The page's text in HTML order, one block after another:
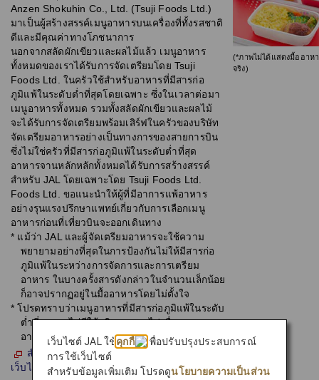
(*ภาพไม่ได้แสดงมื้ออาห
จริง)
Anzen Shokuhin Co., Ltd. (Tsuji Foods Ltd.)
มาเป็นผู้สร้างสรรค์เมนูอาหารบนเครื่องที่ทั้งรสชาติ
ดีและมีคุณค่าทางโภชนาการ
นอกจากสลัดผักเขียวและผลไม้แล้ว เมนูอาหาร
ทั้งหมดของเราได้รับการจัดเตรียมโดย Tsuji
Foods Ltd. ในครัวใช้สำหรับอาหารที่มีสารก่อ
ภูมิแพ้ในระดับต่ำที่สุดโดยเฉพาะ ซึ่งในเวลาต่อมา
เมนูอาหารทั้งหมด รวมทั้งสลัดผักเขียวและผลไม้
จะได้รับการจัดเตรียมพร้อมเสิร์ฟในครัวของบริษัท
จัดเตรียมอาหารอย่างเป็นทางการของสายการบิน
ซึ่งไม่ใช่ครัวที่มีสารก่อภูมิแพ้ในระดับต่ำที่สุด
อาหารจานหลักหลักทั้งหมดได้รับการสร้างสรรค์
สำหรับ JAL โดยเฉพาะโดย Tsuji Foods Ltd.
Foods Ltd. ขอแนะนำให้ผู้ที่มีอาการแพ้อาหาร
อย่างรุนแรงปรึกษาแพทย์เกี่ยวกับการเลือกเมนู
อาหารก่อนที่เที่ยวบินจะออกเดินทาง
* แม้ว่า JAL และผู้จัดเตรียมอาหารจะใช้ความ
พยายามอย่างที่สุดในการป้องกันไม่ให้มีสารก่อ
ภูมิแพ้ในระหว่างการจัดการและการเตรียม
อาหาร ในบางครั้งสารดังกล่าวในจำนวนเล็กน้อย
ก็อาจปรากฏอยู่ในมื้ออาหารโดยไม่ตั้งใจ
* โปรดทราบว่าเมนูอาหารที่มีสารก่อภูมิแพ้ในระดับ
ต่ำที่สุดอาจไม่มีให้บริการเสมอไปเนื่องจากสภาพ
อากาศหรือเหตุผิดปกติอื่นๆ ที่คาดการณ์ไม่ได้
สำหรับรายละเอียดเพิ่มเติม โปรดเยี่ยมชม
เว็บไซต์ของ Tsuji Foods Ltd.
เว็บไซต์ JAL ใช้ คุกกี้
เพื่อปรับปรุงประสบการณ์
การใช้เว็บไซต์
สำหรับข้อมูลเพิ่มเติม โปรดดูนโยบายความเป็นส่วน